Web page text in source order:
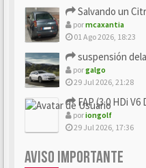
Salvando un Citroën
pormcaxantia
01 Ago 2026, 18:23
suspensión
porgalgo
29 Jul 2026, 21:28
FAP (3.0 HDi V6
poriongolf
29 Jul 2026, 17:36
AVISO IMPORTANTE